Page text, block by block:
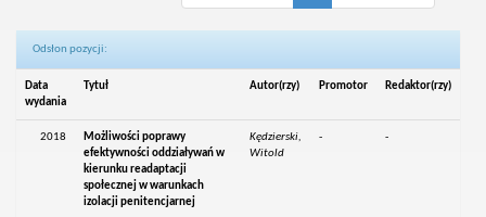
Odsłon pozycji:
Data
wydania
Tytuł Autor(rzy) Promotor Redaktor(rzy)
2018
Możliwości poprawy
efektywności oddziaływań w
kierunku readaptacji
społecznej w warunkach
izolacji penitencjarnej
Kędzierski,
Witold
- -